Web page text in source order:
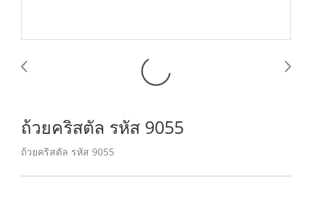
ถ้วยคริสตัล รหัส 9055
ถ้วยคริสตัล รหัส 9055